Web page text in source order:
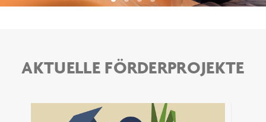
AKTUELLE FÖRDERPROJEKTE